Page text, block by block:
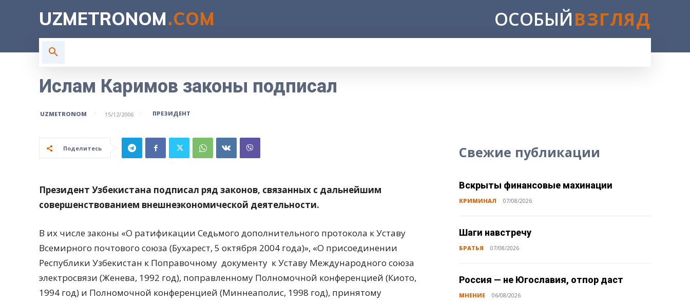
UZMETRONOM.COM ОСОБЫЙВЗГЛЯД
Ислам Каримов законы подписал
UZMETRONOM 15/12/2006 ПРЕЗИДЕНТ
Поделитесь
Президент Узбекистана подписал ряд законов, связанных с дальнейшим
совершенствованием внешнеэкономической деятельности.
В их числе законы «О ратификации Седьмого дополнительного протокола к Уставу
Всемирного почтового союза (Бухарест, 5 октября 2004 года)», «О присоединении
Республики Узбекистан к Поправочному документу к Уставу Международного союза
электросвязи (Женева, 1992 год), поправленному Полномочной конференцией (Киото,
1994 год) и Полномочной конференцией (Миннеаполис, 1998 год), принятому
Свежие публикации
Вскрыты финансовые махинации
КРИМИНАЛ 07/08/2026
Шаги навстречу
БРАТЬЯ 07/08/2026
Россия — не Югославия, отпор даст
МНЕНИЕ 06/08/2026